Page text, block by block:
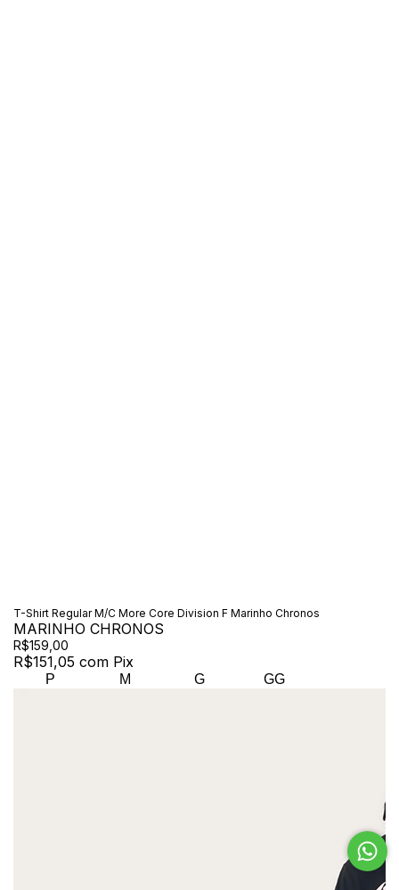
T-Shirt Regular M/C More Core Division F Marinho Chronos
MARINHO CHRONOS
R$159,00
R$151,05 com Pix
P M G GG